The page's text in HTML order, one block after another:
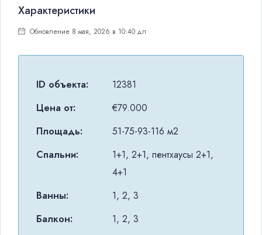
Характеристики
Обновление 8 мая, 2026 в 10:40 дп
ID объекта:
12381
Цена от:
€79.000
Площадь:
51-75-93-116 м2
Спальни:
1+1, 2+1, пентхаусы 2+1,
4+1
Ванны:
1, 2, 3
Балкон:
1, 2, 3